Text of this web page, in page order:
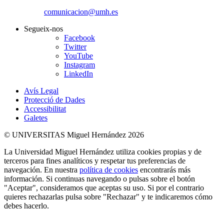
comunicacion@umh.es
Segueix-nos
Facebook
Twitter
YouTube
Instagram
LinkedIn
Avís Legal
Protecció de Dades
Accessibilitat
Galetes
© UNIVERSITAS Miguel Hernández 2026
La Universidad Miguel Hernández utiliza cookies propias y de
terceros para fines analíticos y respetar tus preferencias de
navegación. En nuestra política de cookies encontrarás más
información. Si continuas navegando o pulsas sobre el botón
"Aceptar", consideramos que aceptas su uso. Si por el contrario
quieres rechazarlas pulsa sobre "Rechazar" y te indicaremos cómo
debes hacerlo.